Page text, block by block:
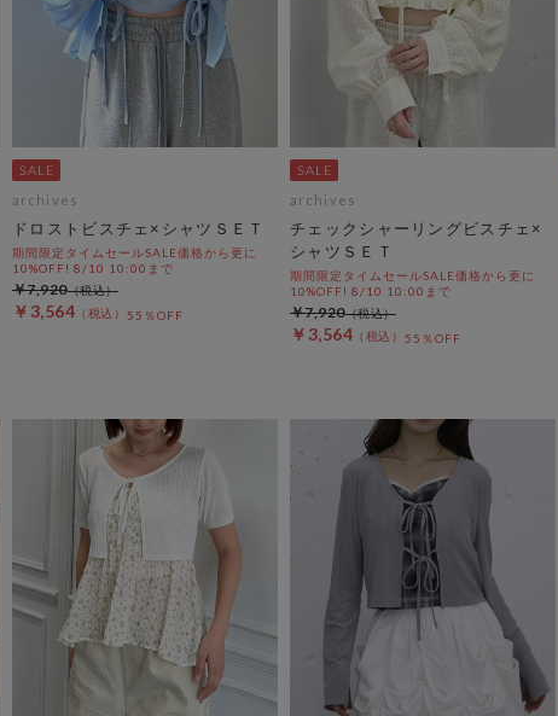
archives
ドロストビスチェ×シャツＳＥＴ
期間限定タイムセールSALE価格から更に
10%OFF! 8/10 10:00まで
￥3,564 55％OFF
￥7,920
archives
チェックシャーリングビスチェ×
シャツＳＥＴ
期間限定タイムセールSALE価格から更に
10%OFF! 8/10 10:00まで
￥3,564 55％OFF
￥7,920